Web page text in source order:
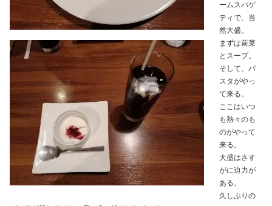
ームスパゲ
ティで、当
然大盛。
まずは前菜
とスープ。
そして、パ
スタがやっ
て来る。
ここはいつ
も熱々のも
のがやって
来る。
大盛はさす
がに迫力が
ある。
久しぶりの